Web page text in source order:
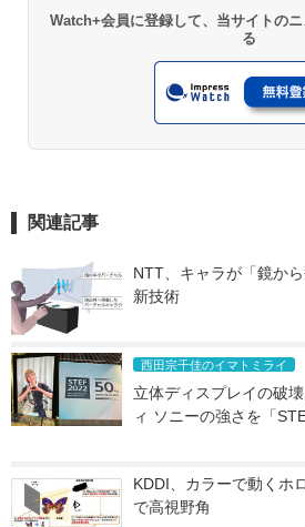
Watch+会員に登録して、当サイトの
る
関連記事
NTT、キャラが「鏡か
新技術
西田宗千佳のイマトミライ
立体ディスプレイの破
ィ ソニーの強さを「
KDDI、カラーで動くホ
で高視野角